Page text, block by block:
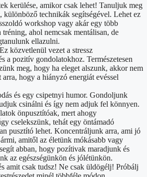
kerülése, amikor csak lehet! Tanuljuk meg
különböző technikák segítségével. Lehet ez
workshop vagy akár egy több
tréning, ahol nemcsak mentálisan, de
ellazulni.
közvetlenül vezet a stressz
a pozitív gondolatokhoz. Természetesen
meg, hogy ha eleget alszunk, akkor nem
arra, hogy a hiányzó energiát evéssel
és egy csipetnyi humor. Gondoljunk
csinálni és így nem adjuk fel könnyen.
önpusztítóak, mert ahogy
cselekszünk, tehát egy öntámadó
pusztító lehet. Koncentráljunk arra, ami jó
amitől az életünk mókásabb vagy
abban, hogy pozítivak maradjunk és
az egészségünkön és jólétünkön.
amit csak tudsz! Ne csak üldögélj! Próbálj